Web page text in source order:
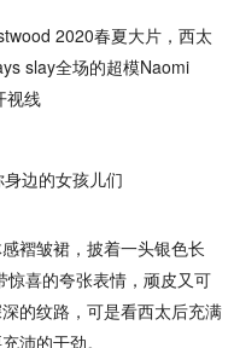
2020春夏大片，西太
slay全场的超模Naomi
视线
褶皱裙，披着一头银色长
喜的夸张表情，顽皮又可
的纹路，可是看西太后充满
沛的干劲。